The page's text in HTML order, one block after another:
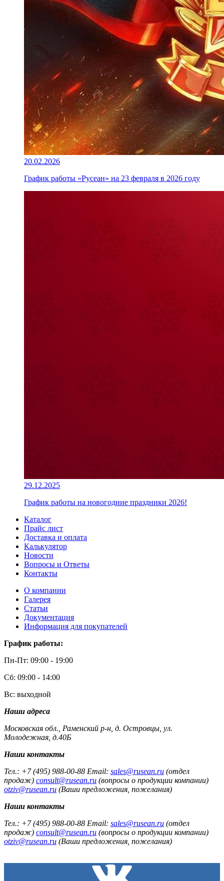
20.02.2026
График работы «Русеан» на 23 февраля в 2026 году
29.12.2025
График работы на новогодние праздники 2026!
Каталог
Прайс лист
Доставка и оплата
Калькулятор
Новости
Вопросы и Ответы
Контакты
О компании
Галерея
Статьи
Документация
Информация для покупателей
График работы:
Пн-Пт: 09:00 - 19:00
Сб: 09:00 - 14:00
Вс: выходной
Наши адреса
Московская обл., Раменский р-н, д. Островцы, ул.
Молодежная, д.40Б
Наши контакты
Тел.: +7 (495) 988-00-88 Email: sales@rusean.ru (отдел
продаж) consult@rusean.ru (вопросы о продукции компании)
otziv@rusean.ru (Ваши предложения, пожелания)
Наши контакты
Тел.: +7 (495) 988-00-88 Email: sales@rusean.ru (отдел
продаж) consult@rusean.ru (вопросы о продукции компании)
otziv@rusean.ru (Ваши предложения, пожелания)